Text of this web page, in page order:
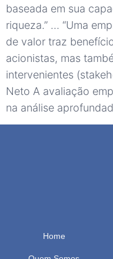
baseada em sua
riqueza.” … “Uma
de valor traz
acionistas, mas
intervenientes
Neto A avaliação
na análise
Home